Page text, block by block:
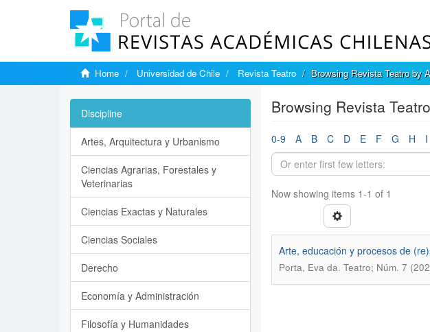
Home Universidad de Chile Revista Teatro Browsing Revista Teatro by
Browsing Revista
0-9 A B C D E F G H I
Now showing items 1-1 of 1
Arte, educación y procesos de
Porta, Eva da. Teatro; Núm. 7
Discipline
Artes, Arquitectura y Urbanismo
Ciencias Agrarias, Forestales y
Veterinarias
Ciencias Exactas y Naturales
Ciencias Sociales
Derecho
Economía y Administración
Filosofía y Humanidades